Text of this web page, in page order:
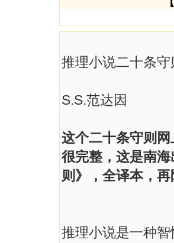
推理小说二十条守
S.S.范达因
这个二十条守则
很完整，这是南
则》，全译本，
推理小说是一种